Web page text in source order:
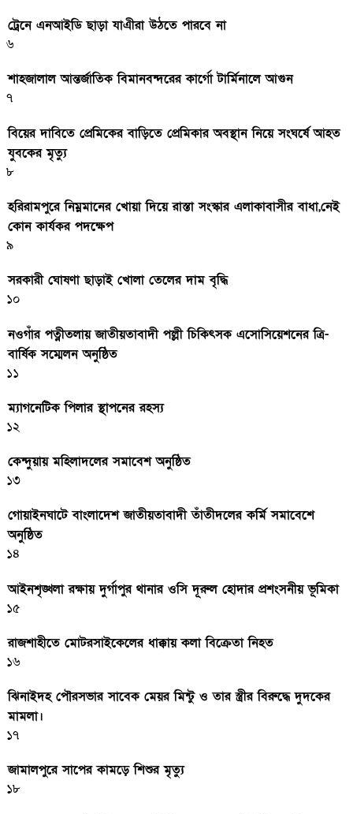
ট্রেনে এনআইডি ছাড়া যাএীরা উঠতে পারবে না
৬
শাহজালাল আন্তর্জাতিক বিমানবন্দরের কার্গো টার্মিনালে আগুন
৭
বিয়ের দাবিতে প্রেমিকের বাড়িতে প্রেমিকার অবস্থান নিয়ে সংঘর্ষে আহত
যুবকের মৃত্যু
৮
হরিরামপুরে নিম্নমানের খোয়া দিয়ে রাস্তা সংস্কার এলাকাবাসীর বাধা,নেই
কোন কার্যকর পদক্ষেপ
৯
সরকারী ঘােষণা ছাড়াই খােলা তেলের দাম বৃদ্ধি
১০
নওগাঁর পত্নীতলায় জাতীয়তাবাদী পল্লী চিকিৎসক এসোসিয়েশনের ত্রি-
বার্ষিক সম্মেলন অনুষ্ঠিত
১১
ম্যাগনেটিক পিলার স্থাপনের রহস্য
১২
কেন্দুয়ায় মহিলাদলের সমাবেশ অনুষ্ঠিত
১৩
গোয়াইনঘাটে বাংলাদেশ জাতীয়তাবাদী তাঁতীদলের কর্মি সমাবেশে
অনুষ্ঠিত
১৪
আইনশৃঙ্খলা রক্ষায় দুর্গাপুর থানার ওসি দূরুল হোদার প্রশংসনীয় ভূমিকা
১৫
রাজশাহীতে মোটরসাইকেলের ধাক্কায় কলা বিক্রেতা নিহত
১৬
ঝিনাইদহ পৌরসভার সাবেক মেয়র মিন্টু ও তার স্ত্রীর বিরুদ্ধে দুদকের
মামলা।
১৭
জামালপুরে সাপের কামড়ে শিশুর মৃত্যু
১৮